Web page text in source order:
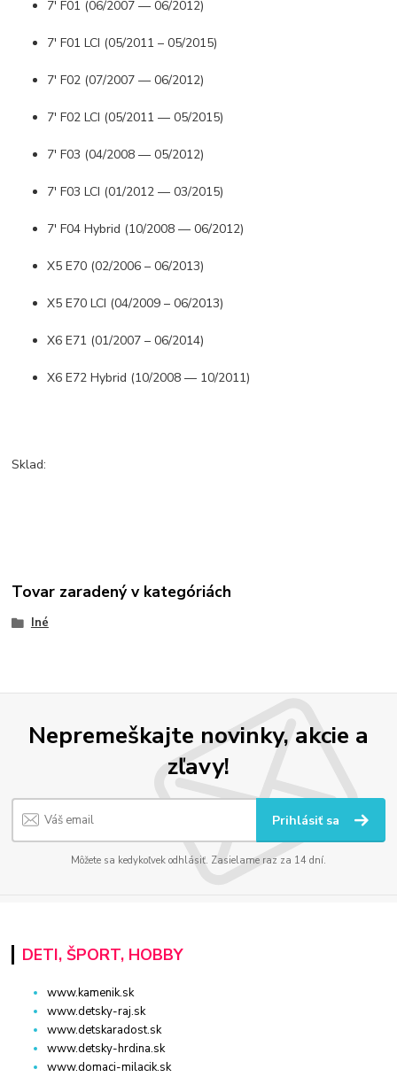
7' F01 (06/2007 — 06/2012)
7' F01 LCI (05/2011 – 05/2015)
7' F02 (07/2007 — 06/2012)
7' F02 LCI (05/2011 — 05/2015)
7' F03 (04/2008 — 05/2012)
7' F03 LCI (01/2012 — 03/2015)
7' F04 Hybrid (10/2008 — 06/2012)
X5 E70 (02/2006 – 06/2013)
X5 E70 LCI (04/2009 – 06/2013)
X6 E71 (01/2007 – 06/2014)
X6 E72 Hybrid (10/2008 — 10/2011)
Sklad:
Tovar zaradený v kategóriách
Iné
Nepremeškajte novinky, akcie a
zľavy!
Prihlásiť sa
Môžete sa kedykoľvek odhlásiť. Zasielame raz za 14 dní.
DETI, ŠPORT, HOBBY
www.kamenik.sk
www.detsky-raj.sk
www.detskaradost.sk
www.detsky-hrdina.sk
www.domaci-milacik.sk